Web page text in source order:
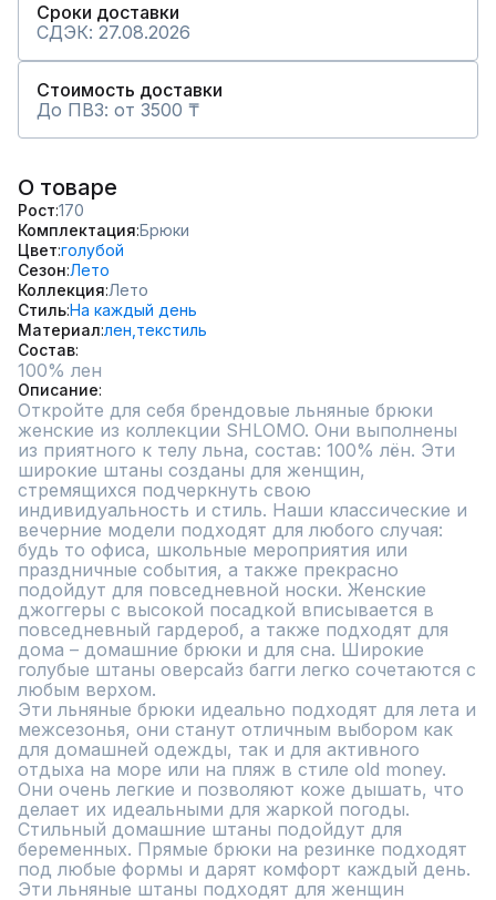
Сроки доставки
СДЭК: 27.08.2026
Стоимость доставки
До ПВЗ: от 3500 ₸
О товаре
Рост 170
Комплектация Брюки
Цвет голубой
Сезон Лето
Коллекция Лето
СтильНа каждый день
Материал лен, текстиль
Состав
100% лен
Описание
Откройте для себя брендовые льняные брюки
женские из коллекции SHLOMO. Они выполнены
из приятного к телу льна, состав: 100% лён. Эти
широкие штаны созданы для женщин,
стремящихся подчеркнуть свою
индивидуальность и стиль. Наши классические и
вечерние модели подходят для любого случая:
будь то офиса, школьные мероприятия или
праздничные события, а также прекрасно
подойдут для повседневной носки. Женские
джоггеры с высокой посадкой вписывается в
повседневный гардероб, а также подходят для
дома – домашние брюки и для сна. Широкие
голубые штаны оверсайз багги легко сочетаются с
любым верхом.
Эти льняные брюки идеально подходят для лета и
межсезонья, они станут отличным выбором как
для домашней одежды, так и для активного
отдыха на море или на пляж в стиле old money.
Они очень легкие и позволяют коже дышать, что
делает их идеальными для жаркой погоды.
Стильный домашние штаны подойдут для
беременных. Прямые брюки на резинке подходят
под любые формы и дарят комфорт каждый день.
Эти льняные штаны подходят для женщин